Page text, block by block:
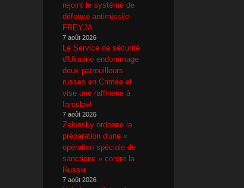
rejoint le système de
défense antimissile
FREYJA
7 août 2026
Le Service de sécurité
d'Ukraine endommage
deux patrouilleurs
russes en Crimée et
vise une raffinerie à
Iaroslavl
7 août 2026
Zelensky ordonne la
préparation d'une «
opération spéciale de
sanctions » contre la
Russie
7 août 2026